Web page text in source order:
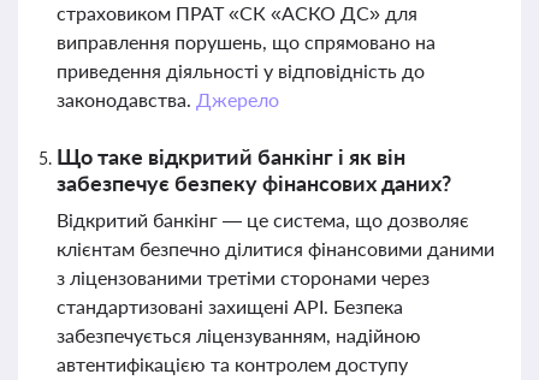
страховиком ПРАТ «СК «АСКО ДС» для
виправлення порушень, що спрямовано на
приведення діяльності у відповідність до
законодавства. Джерело
Що таке відкритий банкінг і як він
забезпечує безпеку фінансових даних?
Відкритий банкінг — це система, що дозволяє
клієнтам безпечно ділитися фінансовими даними
з ліцензованими третіми сторонами через
стандартизовані захищені API. Безпека
забезпечується ліцензуванням, надійною
автентифікацією та контролем доступу